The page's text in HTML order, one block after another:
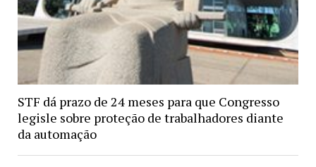
STF dá prazo de 24 meses para que Congresso
legisle sobre proteção de trabalhadores diante
da automação